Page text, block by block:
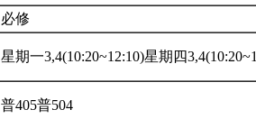
必修
星期一3,4(10:20~12:10)星期四
普405普504